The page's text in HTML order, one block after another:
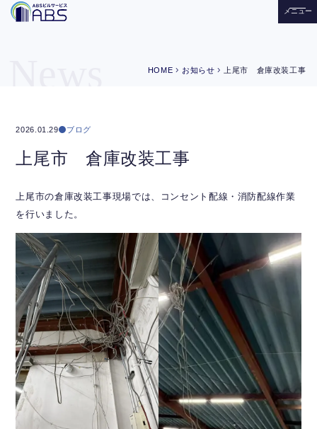
メニュー
HOME chevron_right お知らせ chevron_right 上尾市 倉庫改装工事
2026.01.29 ブログ
上尾市 倉庫改装工事
上尾市の倉庫改装工事現場では、コンセント配線・消防配線作業
を行いました。